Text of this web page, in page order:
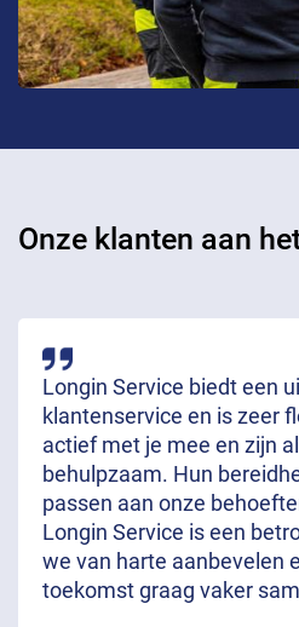
Onze klanten aan
Longin Service biedt een
klantenservice en is zeer
actief met je mee en zijn
behulpzaam. Hun
passen aan onze
Longin Service is een
we van harte aanbevelen
toekomst graag vaker